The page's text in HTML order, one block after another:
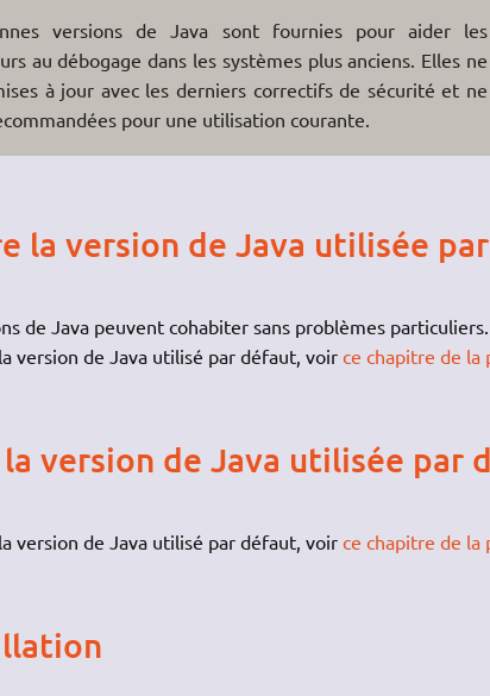
versions de Java sont fournies pour aider les
au débogage dans les systèmes plus anciens. Elles ne
à jour avec les derniers correctifs de sécurité et ne
pour une utilisation courante.
la version de Java utilisée
de Java peuvent cohabiter sans problèmes particuliers.
version de Java utilisé par défaut, voir ce chapitre de la
la version de Java utilisée par
version de Java utilisé par défaut, voir ce chapitre de la